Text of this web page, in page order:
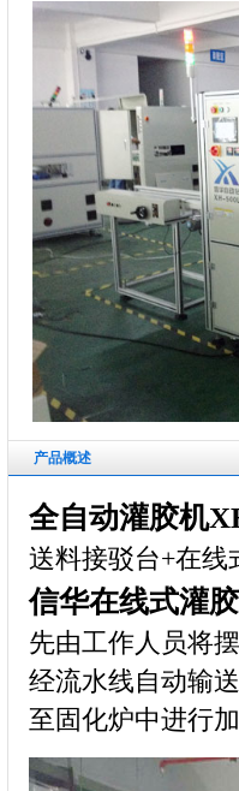
产品概述
全自动灌胶机
送料接驳台+在线
信华在线式灌
先由工作人员将
经流水线自动输
至固化炉中进行